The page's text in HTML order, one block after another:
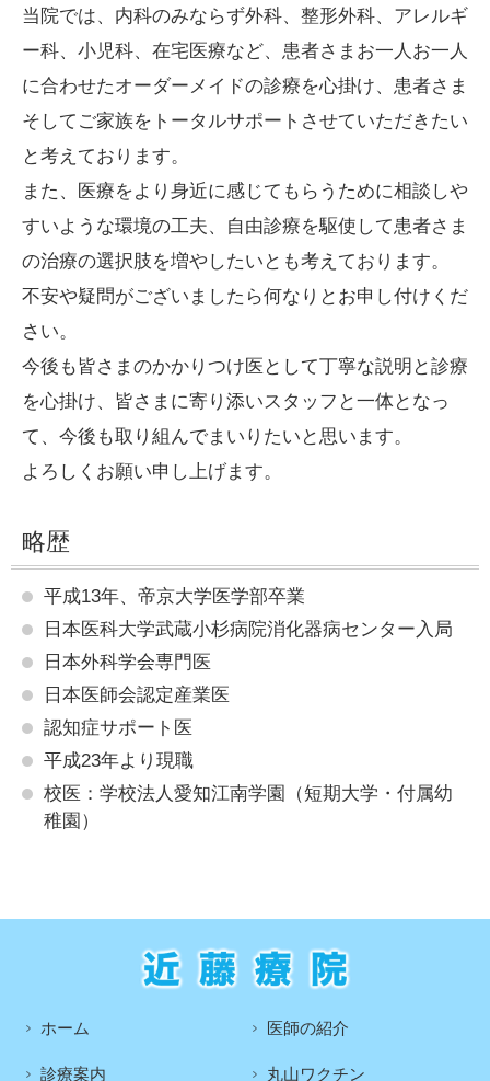
当院では、内科のみならず外科、整形外科、アレルギ
ー科、小児科、在宅医療など、患者さまお一人お一人
に合わせたオーダーメイドの診療を心掛け、患者さま
そしてご家族をトータルサポートさせていただきたい
と考えております。
また、医療をより身近に感じてもらうために相談しや
すいような環境の工夫、自由診療を駆使して患者さま
の治療の選択肢を増やしたいとも考えております。
不安や疑問がございましたら何なりとお申し付けくだ
さい。
今後も皆さまのかかりつけ医として丁寧な説明と診療
を心掛け、皆さまに寄り添いスタッフと一体となっ
て、今後も取り組んでまいりたいと思います。
よろしくお願い申し上げます。
略歴
平成13年、帝京大学医学部卒業
日本医科大学武蔵小杉病院消化器病センター入局
日本外科学会専門医
日本医師会認定産業医
認知症サポート医
平成23年より現職
校医：学校法人愛知江南学園（短期大学・付属幼
稚園）
ホーム 医師の紹介
診療案内 丸山ワクチン